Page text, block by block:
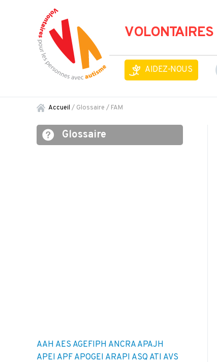
VOLONTAIRES
AIDEZ-NOUS
Accueil / Glossaire / FAM
Glossaire
AAH AES AGEFIPH ANCRA APAJH
APEI APF APOGEI ARAPI ASQ ATI AVS